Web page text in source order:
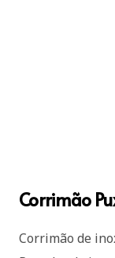
Corrimão
Corrimão de